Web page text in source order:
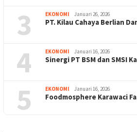
3 EKONOMI Januari 26, 2026
PT. Kilau Cahaya Berlian
4 EKONOMI Januari 16, 2026
Sinergi PT BSM dan SMSI
5 EKONOMI Januari 16, 2026
Foodmosphere Karawaci